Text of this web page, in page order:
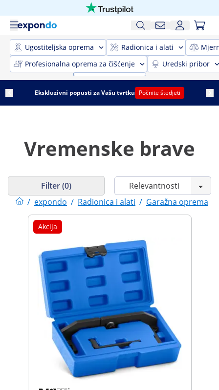
Ugostiteljska oprema Radionica i alati
Profesionalna oprema za čišćenje
Uredski pribor
Ekskluzivni popusti za Vašu tvrtku Počnite štedjeti
Vremenske brave
/ expondo / Radionica i alati / Garažna oprema
Filter (0)
Akcija